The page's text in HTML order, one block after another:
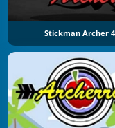
Stickman Archer 4